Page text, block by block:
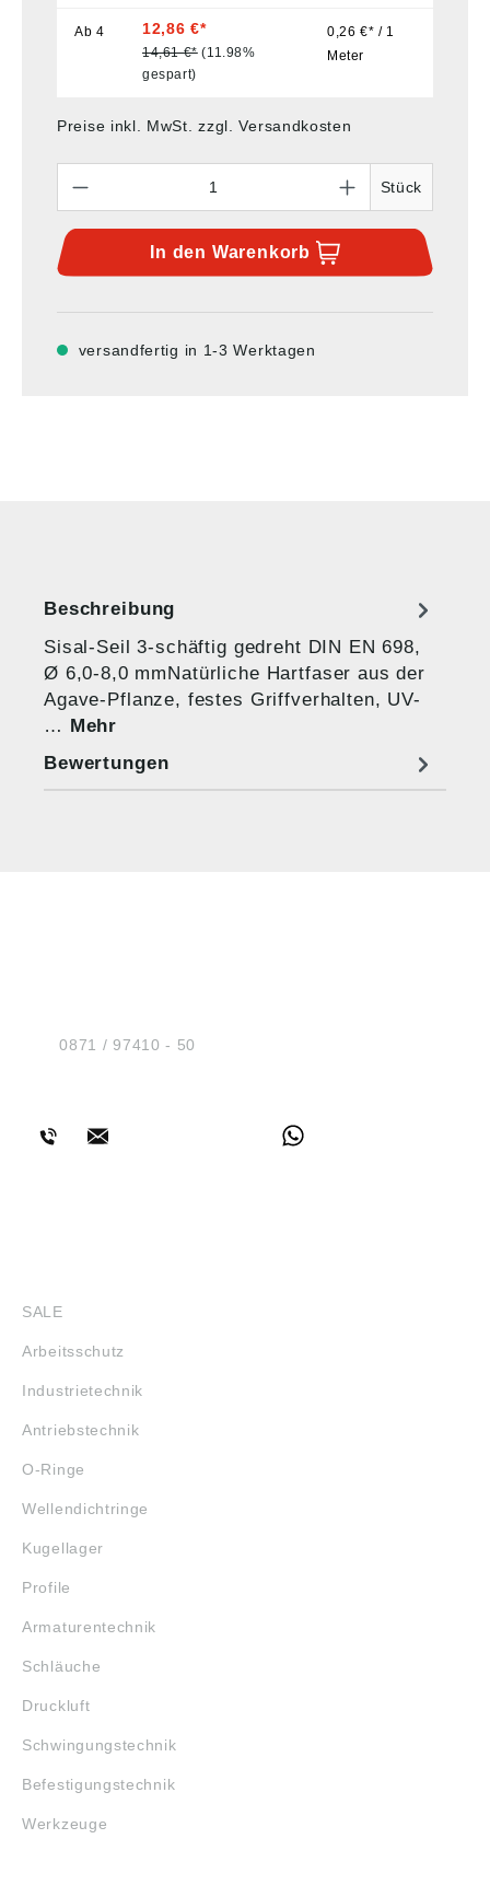
Ab 4 12,86 €*
14,61 €* (11.98%
gespart)
0,26 €* / 1
Meter
Preise inkl. MwSt. zzgl. Versandkosten
Stück
In den Warenkorb
versandfertig in 1-3 Werktagen
Beschreibung
Sisal-Seil 3-schäftig gedreht DIN EN 698,
Ø 6,0-8,0 mmNatürliche Hartfaser aus der
Agave-Pflanze, festes Griffverhalten, UV-
… Mehr
Bewertungen
Tel.:0871 / 97410 - 50
SALE
Arbeitsschutz
Industrietechnik
Antriebstechnik
O-Ringe
Wellendichtringe
Kugellager
Profile
Armaturentechnik
Schläuche
Druckluft
Schwingungstechnik
Befestigungstechnik
Werkzeuge